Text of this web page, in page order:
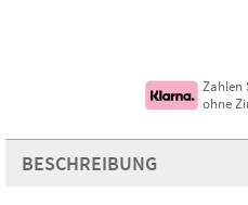
Zahlen
ohne
BESCHREIBUNG